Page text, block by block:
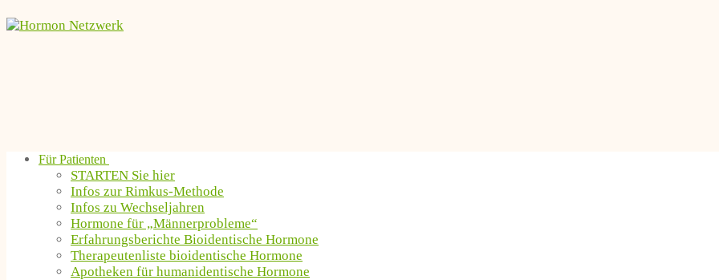
Für Patienten
STARTEN Sie hier
Infos zur Rimkus-Methode
Infos zu Wechseljahren
Hormone für „Männerprobleme“
Erfahrungsberichte Bioidentische Hormone
Therapeutenliste bioidentische Hormone
Apotheken für humanidentische Hormone